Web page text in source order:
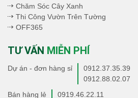
Chăm Sóc Cây Xanh
Thi Công Vườn Trên Tường
OFF365
TƯ VẤN MIỄN PHÍ
Dự án - đơn hàng sỉ
0912.37.35.39
0912.88.02.07
Bán hàng lẻ
0919.46.22.11